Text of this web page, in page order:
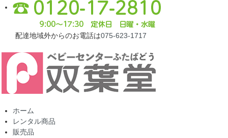
配達地域外からのお電話は075-623-1717
ホーム
レンタル商品
販売品